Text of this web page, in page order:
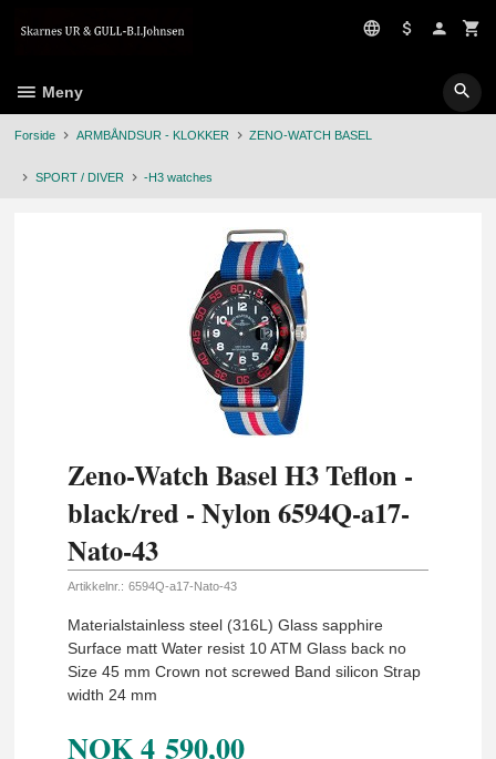
Meny
Forside ARMBÅNDSUR - KLOKKER ZENO-WATCH BASEL
SPORT / DIVER -H3 watches
Zeno-Watch Basel H3 Teflon -
black/red - Nylon 6594Q-a17-
Nato-43
Artikkelnr.: 6594Q-a17-Nato-43
Materialstainless steel (316L) Glass sapphire
Surface matt Water resist 10 ATM Glass back no
Size 45 mm Crown not screwed Band silicon Strap
width 24 mm
NOK4 590,00